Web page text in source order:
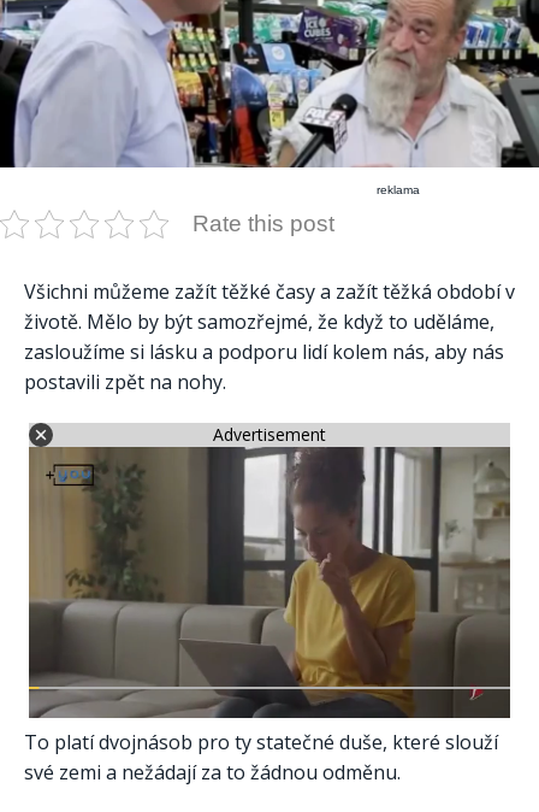
reklama
Rate this post
Všichni můžeme zažít těžké časy a zažít těžká období v
životě. Mělo by být samozřejmé, že když to uděláme,
zasloužíme si lásku a podporu lidí kolem nás, aby nás
postavili zpět na nohy.
Advertisement
To platí dvojnásob pro ty statečné duše, které slouží
své zemi a nežádají za to žádnou odměnu.